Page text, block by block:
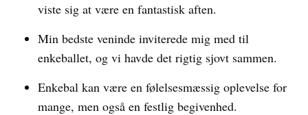
viste sig at være en fantastisk aften.
Min bedste veninde inviterede mig med til
enkeballet, og vi havde det rigtig sjovt sammen.
Enkebal kan være en følelsesmæssig oplevelse for
mange, men også en festlig begivenhed.